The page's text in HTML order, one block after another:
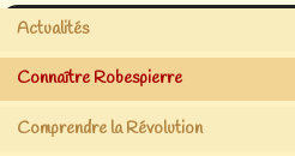
Actualités
Connaître Robespierre
Comprendre la Révolution